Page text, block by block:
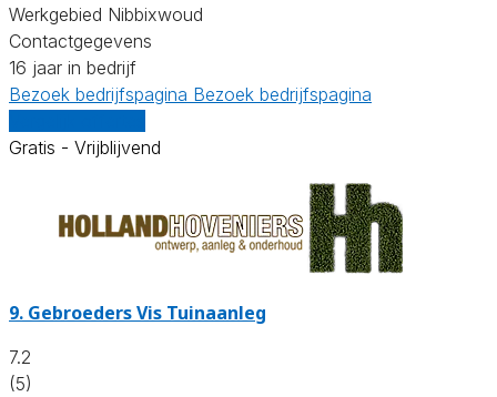
Werkgebied Nibbixwoud
Contactgegevens
16 jaar in bedrijf
Bezoek bedrijfspagina Bezoek bedrijfspagina
Gratis - Vrijblijvend
9. Gebroeders Vis Tuinaanleg
7.2
(5)